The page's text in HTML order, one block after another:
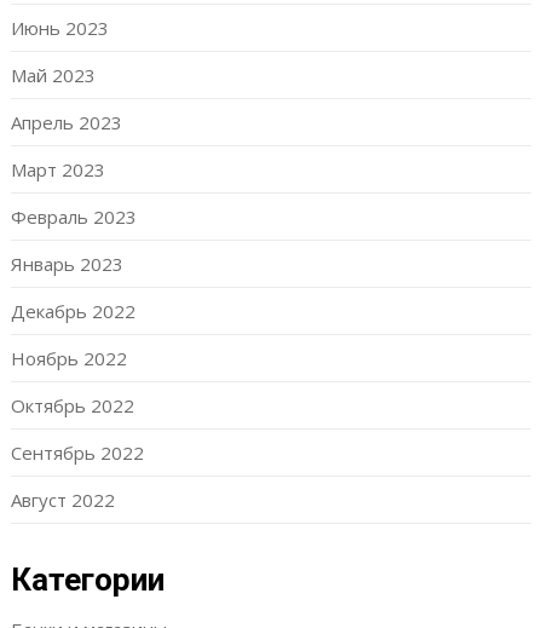
Июнь 2023
Май 2023
Апрель 2023
Март 2023
Февраль 2023
Январь 2023
Декабрь 2022
Ноябрь 2022
Октябрь 2022
Сентябрь 2022
Август 2022
Категории